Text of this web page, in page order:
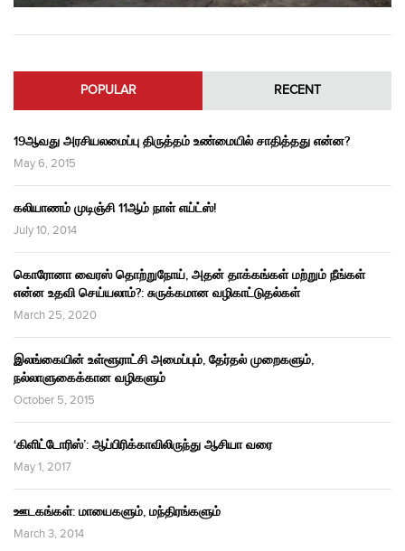
POPULAR RECENT
19ஆவது அரசியலமைப்பு திருத்தம் உண்மையில் சாதித்தது என்ன?
May 6, 2015
கலியாணம் முடிஞ்சி 11ஆம் நாள் எய்ட்ஸ்!
July 10, 2014
கொரோனா வைரஸ் தொற்றுநோய், அதன் தாக்கங்கள் மற்றும் நீங்கள்
என்ன உதவி செய்யலாம்?: சுருக்கமான வழிகாட்டுதல்கள்
March 25, 2020
இலங்கையின் உள்ளூராட்சி அமைப்பும், தேர்தல் முறைகளும்,
நல்லாளுகைக்கான வழிகளும்
October 5, 2015
‘கிளிட்டோரிஸ்’: ஆப்பிரிக்காவிலிருந்து ஆசியா வரை
May 1, 2017
ஊடகங்கள்: மாயைகளும், மந்திரங்களும்
March 3, 2014